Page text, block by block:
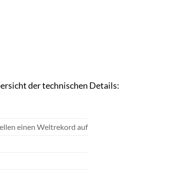
der technischen Details:
einen Weltrekord auf